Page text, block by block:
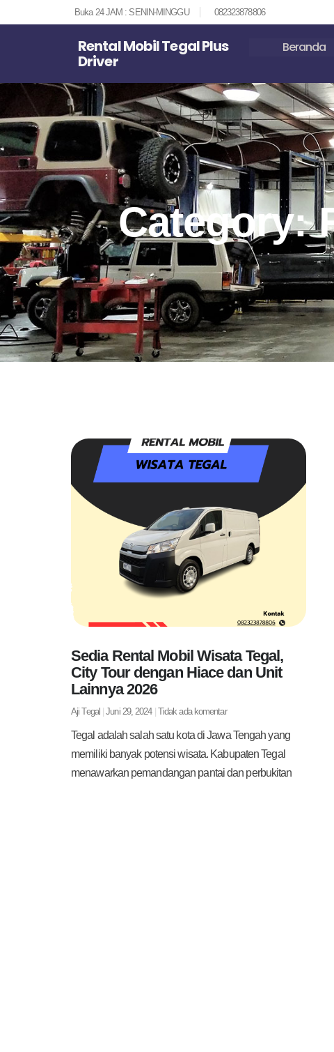
Buka 24 JAM : SENIN-MINGGU 082323878806
Rental Mobil Tegal Plus
Driver
Beranda
Category:
Sedia Rental Mobil Wisata Tegal,
City Tour dengan Hiace dan Unit
Lainnya 2026
Aji Tegal Juni 29, 2024 Tidak ada komentar
Tegal adalah salah satu kota di Jawa Tengah yang
memiliki banyak potensi wisata. Kabupaten Tegal
menawarkan pemandangan pantai dan perbukitan